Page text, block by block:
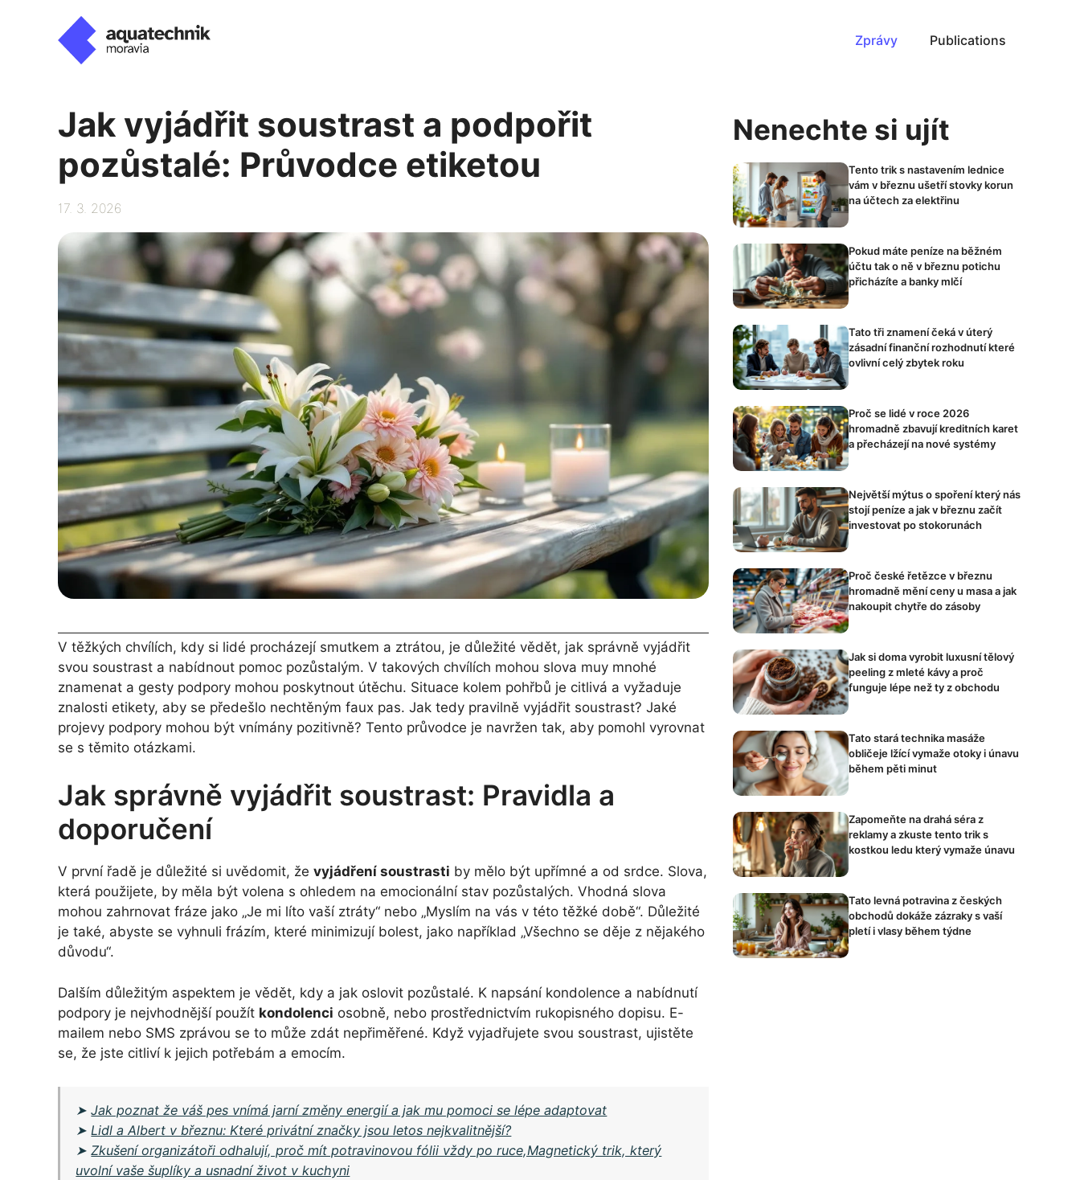
Zprávy Publications
Jak vyjádřit soustrast a podpořit
pozůstalé: Průvodce etiketou
17. 3. 2026
V těžkých chvílích, kdy si lidé procházejí smutkem a ztrátou, je důležité vědět, jak správně vyjádřit
svou soustrast a nabídnout pomoc pozůstalým. V takových chvílích mohou slova muy mnohé
znamenat a gesty podpory mohou poskytnout útěchu. Situace kolem pohřbů je citlivá a vyžaduje
znalosti etikety, aby se předešlo nechtěným faux pas. Jak tedy pravilně vyjádřit soustrast? Jaké
projevy podpory mohou být vnímány pozitivně? Tento průvodce je navržen tak, aby pomohl vyrovnat
se s těmito otázkami.
Jak správně vyjádřit soustrast: Pravidla a
doporučení
V první řadě je důležité si uvědomit, že vyjádření soustrasti by mělo být upřímné a od srdce. Slova,
která použijete, by měla být volena s ohledem na emocionální stav pozůstalých. Vhodná slova
mohou zahrnovat fráze jako „Je mi líto vaší ztráty“ nebo „Myslím na vás v této těžké době“. Důležité
je také, abyste se vyhnuli frázím, které minimizují bolest, jako například „Všechno se děje z nějakého
důvodu“.
Dalším důležitým aspektem je vědět, kdy a jak oslovit pozůstalé. K napsání kondolence a nabídnutí
podpory je nejvhodnější použít kondolenci osobně, nebo prostřednictvím rukopisného dopisu. E-
mailem nebo SMS zprávou se to může zdát nepřiměřené. Když vyjadřujete svou soustrast, ujistěte
se, že jste citliví k jejich potřebám a emocím.
➤Jak poznat že váš pes vnímá jarní změny energií a jak mu pomoci se lépe adaptovat
➤Lidl a Albert v březnu: Které privátní značky jsou letos nejkvalitnější?
➤Zkušení organizátoři odhalují, proč mít potravinovou fólii vždy po ruce,Magnetický trik, který
uvolní vaše šuplíky a usnadní život v kuchyni
Nenechte si ujít
Tento trik s nastavením lednice
vám v březnu ušetří stovky korun
na účtech za elektřinu
Pokud máte peníze na běžném
účtu tak o ně v březnu potichu
přicházíte a banky mlčí
Tato tři znamení čeká v úterý
zásadní finanční rozhodnutí které
ovlivní celý zbytek roku
Proč se lidé v roce 2026
hromadně zbavují kreditních karet
a přecházejí na nové systémy
Největší mýtus o spoření který nás
stojí peníze a jak v březnu začít
investovat po stokorunách
Proč české řetězce v březnu
hromadně mění ceny u masa a jak
nakoupit chytře do zásoby
Jak si doma vyrobit luxusní tělový
peeling z mleté kávy a proč
funguje lépe než ty z obchodu
Tato stará technika masáže
obličeje lžící vymaže otoky i únavu
během pěti minut
Zapomeňte na drahá séra z
reklamy a zkuste tento trik s
kostkou ledu který vymaže únavu
Tato levná potravina z českých
obchodů dokáže zázraky s vaší
pletí i vlasy během týdne